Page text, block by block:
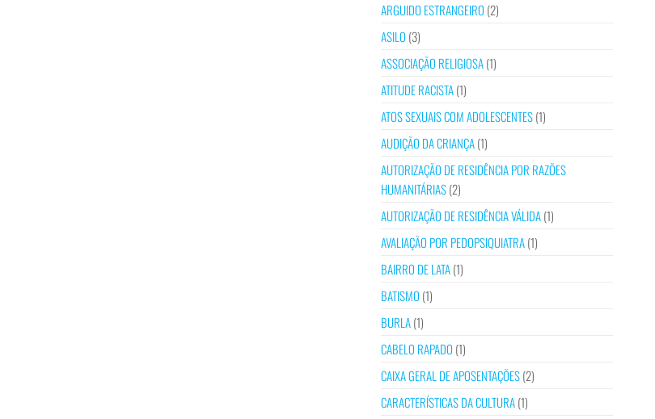
ARGUIDO ESTRANGEIRO (2)
ASILO (3)
ASSOCIAÇÃO RELIGIOSA(1)
ATITUDE RACISTA(1)
ATOS SEXUAIS COM ADOLESCENTES(1)
AUDIÇÃO DA CRIANÇA(1)
AUTORIZAÇÃO DE RESIDÊNCIA POR RAZÕES
HUMANITÁRIAS(2)
AUTORIZAÇÃO DE RESIDÊNCIA VÁLIDA(1)
AVALIAÇÃO POR PEDOPSIQUIATRA(1)
BAIRRO DE LATA(1)
BATISMO (1)
BURLA(1)
CABELO RAPADO (1)
CAIXA GERAL DE APOSENTAÇÕES(2)
CARACTERÍSTICAS DA CULTURA(1)